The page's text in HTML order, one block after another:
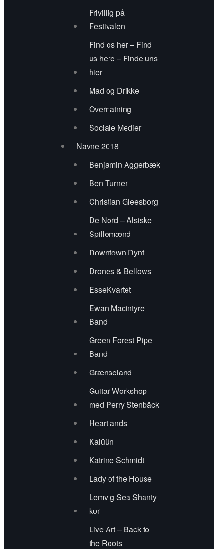
Neanders
RayRay + band
Rinkenæs Brass Band
Ronald Mossom Band
The Great Malarkey
The Raggedy Anns
Tullamore Tales
Zerox Band
Sponsorer 2018
Navne 2017
Benjamin Aggerbæk
Ceabhar
David Blair
Det Er For Vildt Trio
Green Forest Pipe Band
Frivillig på
Festivalen
Find os her – Find
us here – Finde uns
hier
Mad og Drikke
Overnatning
Sociale Medier
Navne 2018
Benjamin Aggerbæk
Ben Turner
Christian Gleesborg
De Nord – Alsiske
Spillemænd
Downtown Dynt
Drones & Bellows
EsseKvartet
Ewan Macintyre
Band
Green Forest Pipe
Band
Grænseland
Guitar Workshop
med Perry Stenbäck
Heartlands
Kalüün
Katrine Schmidt
Lady of the House
Lemvig Sea Shanty
kor
Live Art – Back to
the Roots